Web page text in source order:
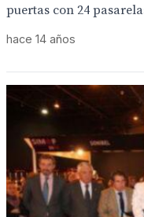
puertas con 24
hace 14 años